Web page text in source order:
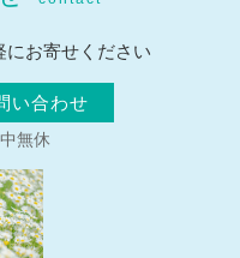
にお寄せください
い合わせ
無休